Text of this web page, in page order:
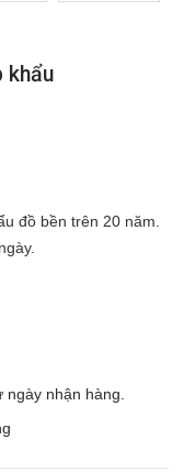
khẩu
đồ bền trên 20 năm.
nhận hàng.